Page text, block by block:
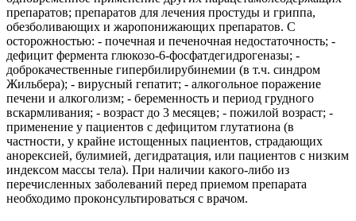
препаратов; препаратов для лечения простуды и гриппа,
обезболивающих и жаропонижающих препаратов. С
осторожностью: - почечная и печеночная недостаточность; -
дефицит фермента глюкозо-6-фосфатдегидрогеназы; -
доброкачественные гипербилирубинемии (в т.ч. синдром
Жильбера); - вирусный гепатит; - алкогольное поражение
печени и алкоголизм; - беременность и период грудного
вскармливания; - возраст до 3 месяцев; - пожилой возраст; -
применение у пациентов с дефицитом глутатиона (в
частности, у крайне истощенных пациентов, страдающих
анорексией, булимией, дегидратация, или пациентов с низким
индексом массы тела). При наличии какого-либо из
перечисленных заболеваний перед приемом препарата
необходимо проконсультироваться с врачом.